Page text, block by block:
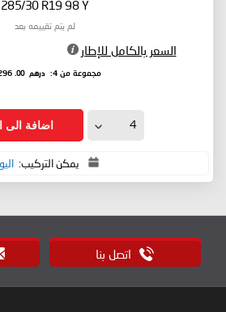
285/30 R19 98 Y
لم يتم تقييمه بعد
السعر بالكامل للإطار
مجموعة من 4: درهم 3,296
.00
اضافة الى
يمكن التركيب:
اتصل بنا